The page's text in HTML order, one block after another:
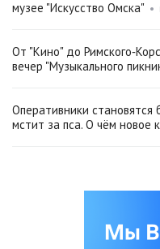
музее "Искусство Омска" •
От "Кино" до
вечер "Музыкального
Оперативники становятся
мстит за пса. О чём новое